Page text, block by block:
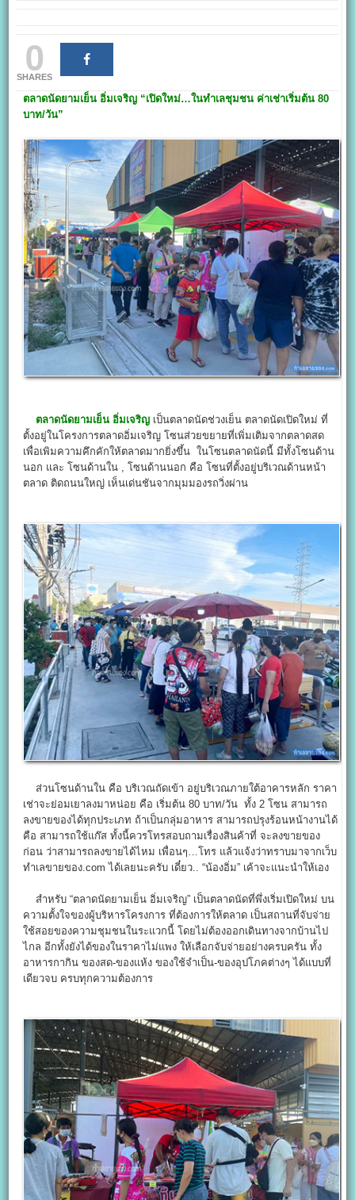
0
SHARES
ตลาดนัดยามเย็น อิ่มเจริญ “เปิดใหม่…ในทำเลชุมชน ค่าเช่าเริ่มต้น 80
บาท/วัน”
ตลาดนัดยามเย็น อิ่มเจริญ เป็นตลาดนัดช่วงเย็น ตลาดนัดเปิดใหม่ ที่
ตั้งอยู่ในโครงการตลาดอิ่มเจริญ โซนส่วยขยายที่เพิ่มเติมจากตลาดสด
เพื่อเพิมความคึกคักให้ตลาดมากยิ่งขึ้น ในโซนตลาดนัดนี้ มีทั้งโซนด้าน
นอก และ โซนด้านใน , โซนด้านนอก คือ โซนที่ตั้งอยู่บริเวณด้านหน้า
ตลาด ติดถนนใหญ่ เห็นเด่นชันจากมุมมองรถวิ่งผ่าน
ส่วนโซนด้านใน คือ บริเวณถัดเข้า อยู่บริเวณภายใต้อาคารหลัก ราคา
เช่าจะย่อมเยาลงมาหน่อย คือ เริ่มต้น 80 บาท/วัน ทั้ง 2 โซน สามารถ
ลงขายของได้ทุกประเภท ถ้าเป็นกลุ่มอาหาร สามารถปรุงร้อนหน้างานได้
คือ สามารถใช้แก๊ส ทั้งนี้ควรโทรสอบถามเรื่องสินค้าที่ จะลงขายของ
ก่อน ว่าสามารถลงขายได้ไหม เพื่อนๆ…โทร แล้วแจ้งว่าทราบมาจากเว็บ
ทำเลขายของ.com ได้เลยนะครับ เดี๋ยว.. “น้องอิ่ม” เค้าจะแนะนำให้เอง
สำหรับ “ตลาดนัดยามเย็น อิ่มเจริญ” เป็นตลาดนัดที่พึ่งเริ่มเปิดใหม่ บน
ความตั้งใจของผู้บริหารโครงการ ที่ต้องการให้ตลาด เป็นสถานที่จับจ่าย
ใช้สอยของความชุมชนในระแวกนี้ โดยไม่ต้องออกเดินทางจากบ้านไป
ไกล อีกทั้งยังได้ของในราคาไม่แพง ให้เลือกจับจ่ายอย่างครบครัน ทั้ง
อาหารกากิน ของสด-ของแห้ง ของใช้จำเป็น-ของอุปโภคต่างๆ ได้แบบที่
เดียวจบ ครบทุกความต้องการ